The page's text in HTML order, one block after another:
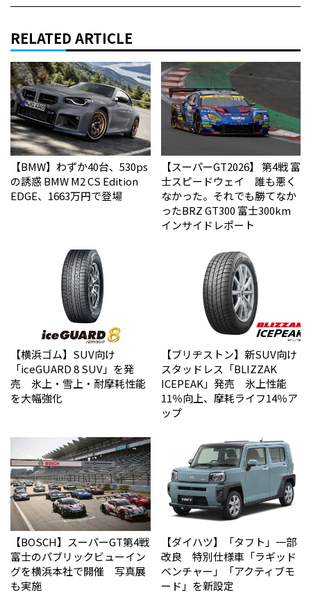
RELATED ARTICLE
【BMW】わずか40台、530ps
の誘惑 BMW M2 CS Edition
EDGE、1663万円で登場
【スーパーGT2026】 第4戦 富
士スピードウェイ 誰も悪く
なかった。それでも勝てなか
った――BRZ GT300 富士300km
インサイドレポート
【横浜ゴム】SUV向け
「iceGUARD 8 SUV」を発
売 氷上・雪上・耐摩耗性能
を大幅強化
【ブリヂストン】新SUV向け
スタッドレス「BLIZZAK
ICEPEAK」発売 氷上性能
11％向上、摩耗ライフ14％ア
ップ
【BOSCH】スーパーGT第4戦
富士のパブリックビューイン
グを横浜本社で開催 写真展
も実施
【ダイハツ】「タフト」一部
改良 特別仕様車「ラギッド
ベンチャー」「アクティブモ
ード」を新設定